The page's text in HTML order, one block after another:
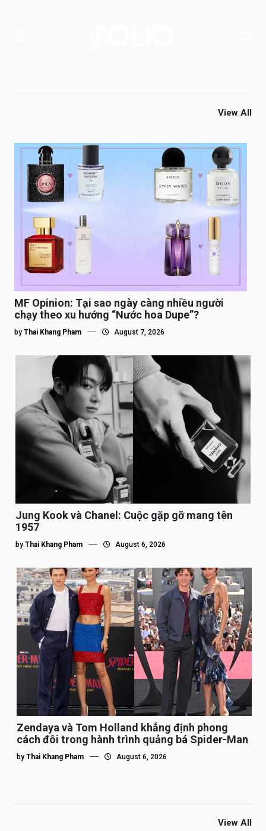
View All
MF Opinion: Tại sao ngày càng nhiều người
chạy theo xu hướng “Nước hoa Dupe”?
by Thai Khang Pham August 7, 2026
Jung Kook và Chanel: Cuộc gặp gỡ mang tên
1957
by Thai Khang Pham August 6, 2026
Zendaya và Tom Holland khẳng định phong
cách đôi trong hành trình quảng bá Spider-Man
by Thai Khang Pham August 6, 2026
View All